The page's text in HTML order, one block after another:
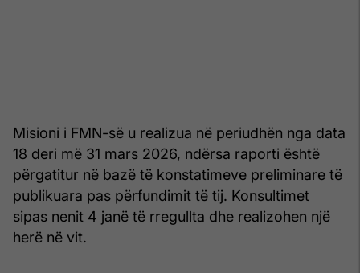
Misioni i FMN-së u realizua në periudhën nga data
18 deri më 31 mars 2026, ndërsa raporti është
përgatitur në bazë të konstatimeve preliminare të
publikuara pas përfundimit të tij. Konsultimet
sipas nenit 4 janë të rregullta dhe realizohen një
herë në vit.